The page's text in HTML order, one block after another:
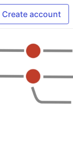
Create account